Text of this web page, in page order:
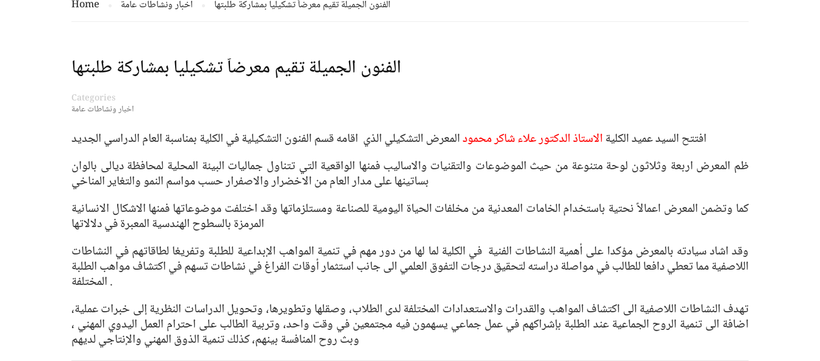
Home اخبار ونشاطات عامة الفنون الجميلة تقيم معرضاً تشكيليا بمشاركة طلبتها
الفنون الجميلة تقيم معرضاً تشكيليا بمشاركة طلبتها
Categories
اخبار ونشاطات عامة
افتتح السيد عميد الكليةالاستاذ الدكتور علاء شاكر محمودالمعرض التشكيلي الذي اقامه قسم الفنون التشكيلية في الكلية بمناسبة العام الدراسي الجديد
ظم المعرض اربعة وثلاثون لوحة متنوعة من حيث الموضوعات والتقنيات والاساليب فمنها الواقعية التي تتناول جماليات البيئة المحلية لمحافظة ديالى بالوان
بساتينها على مدار العام من الاخضرار والاصفرار حسب مواسم النمو والتغاير المناخي
كما وتضمن المعرض اعمالاً نحتية باستخدام الخامات المعدنية من مخلفات الحياة اليومية للصناعة ومستلزماتها وقد اختلفت موضوعاتها فمنها الاشكال الانسانية
المرمزة بالسطوح الهندسية المعبرة في دلالاتها
وقد اشاد سيادته بالمعرض مؤكدا على أهمية النشاطات الفنية في الكلية لما لها من دور مهم في تنمية المواهب الإبداعية للطلبة وتفريغا لطاقاتهم في النشاطات
اللاصفية مما تعطي دافعا للطالب في مواصلة دراسته لتحقيق درجات التفوق العلمي الى جانب استثمار أوقات الفراغ في نشاطات تسهم في اكتشاف مواهب الطلبة
المختلفة .
تهدف النشاطات اللاصفية الى اكتشاف المواهب والقدرات والاستعدادات المختلفة لدى الطلاب، وصقلها وتطويرها، وتحويل الدراسات النظرية إلى خبرات عملية،
اضافة الى تنمية الروح الجماعية عند الطلبة بإشراكهم في عمل جماعي يسهمون فيه مجتمعين في وقت واحد، وتربية الطالب على احترام العمل اليدوي المهني ،
وبث روح المنافسة بينهم، كذلك تنمية الذوق المهني والإنتاجي لديهم